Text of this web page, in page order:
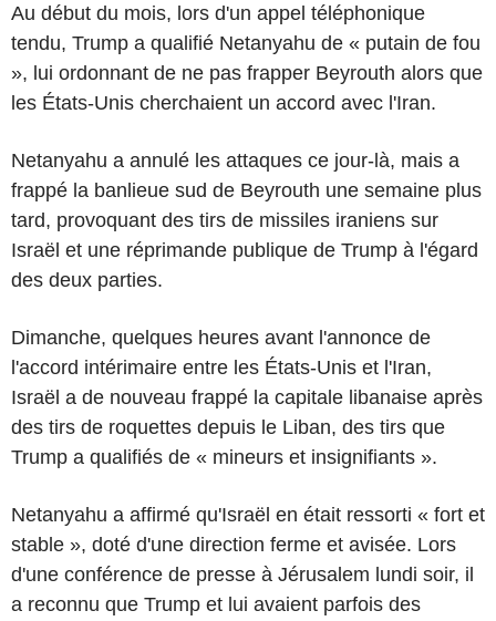
Au début du mois, lors d'un appel téléphonique
tendu, Trump a qualifié Netanyahu de « putain de fou
», lui ordonnant de ne pas frapper Beyrouth alors que
les États-Unis cherchaient un accord avec l'Iran.
Netanyahu a annulé les attaques ce jour-là, mais a
frappé la banlieue sud de Beyrouth une semaine plus
tard, provoquant des tirs de missiles iraniens sur
Israël et une réprimande publique de Trump à l'égard
des deux parties.
Dimanche, quelques heures avant l'annonce de
l'accord intérimaire entre les États-Unis et l'Iran,
Israël a de nouveau frappé la capitale libanaise après
des tirs de roquettes depuis le Liban, des tirs que
Trump a qualifiés de « mineurs et insignifiants ».
Netanyahu a affirmé qu'Israël en était ressorti « fort et
stable », doté d'une direction ferme et avisée. Lors
d'une conférence de presse à Jérusalem lundi soir, il
a reconnu que Trump et lui avaient parfois des